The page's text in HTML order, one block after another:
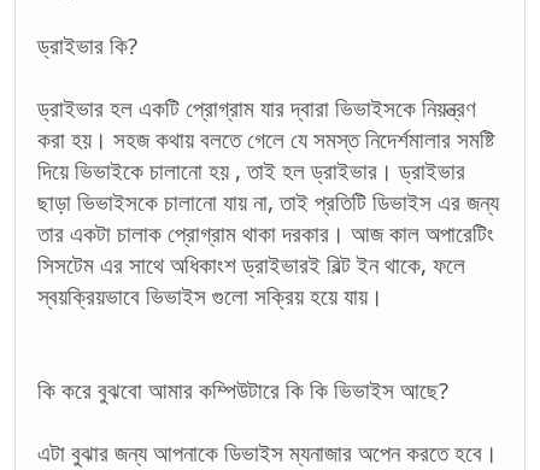
ড্রাইভার কি?
ড্রাইভার হল একটি প্রোগ্রাম যার দ্বারা ভিভাইসকে নিয়ন্ত্রণ
করা হয়। সহজ কথায় বলতে গেলে যে সমস্ত নিদের্শমালার সমষ্টি
দিয়ে ভিভাইকে চালানো হয় , তাই হল ড্রাইভার। ড্রাইভার
ছাড়া ভিভাইসকে চালানো যায় না, তাই প্রতিটি ডিভাইস এর জন্য
তার একটা চালাক প্রোগ্রাম থাকা দরকার। আজ কাল অপারেটিং
সিসটেম এর সাথে অধিকাংশ ড্রাইভারই বিল্ট ইন থাকে, ফলে
স্বয়ক্রিয়ভাবে ভিভাইস গুলো সক্রিয় হয়ে যায়।
কি করে বুঝবো আমার কম্পিউটারে কি কি ভিভাইস আছে?
এটা বুঝার জন্য আপনাকে ডিভাইস ম্যনাজার অপেন করতে হবে।